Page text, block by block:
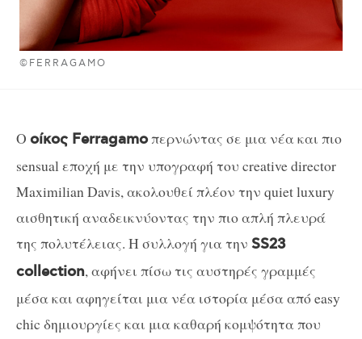
©FERRAGAMO
Ο οίκος Ferragamoπερνώντας σε μια νέα και πιο
sensual εποχή με την υπογραφή του creative director
Maximilian Davis, ακολουθεί πλέον την quiet luxury
αισθητική αναδεικνύοντας την πιο απλή πλευρά
της πολυτέλειας. Η συλλογή για την SS23
collection, αφήνει πίσω τις αυστηρές γραμμές
μέσα και αφηγείται μια νέα ιστορία μέσα από easy
chic δημιουργίες και μια καθαρή κομψότητα που